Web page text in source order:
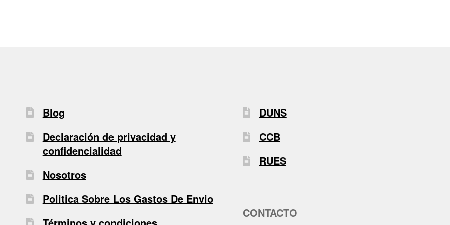
Blog
Declaración de privacidad y
confidencialidad
Nosotros
Politica Sobre Los Gastos De Envio
DUNS
CCB
RUES
CONTACTO